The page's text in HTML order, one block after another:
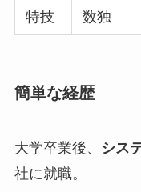
特技 数独
簡単な経歴
大学卒業後、 シス
社に就職。